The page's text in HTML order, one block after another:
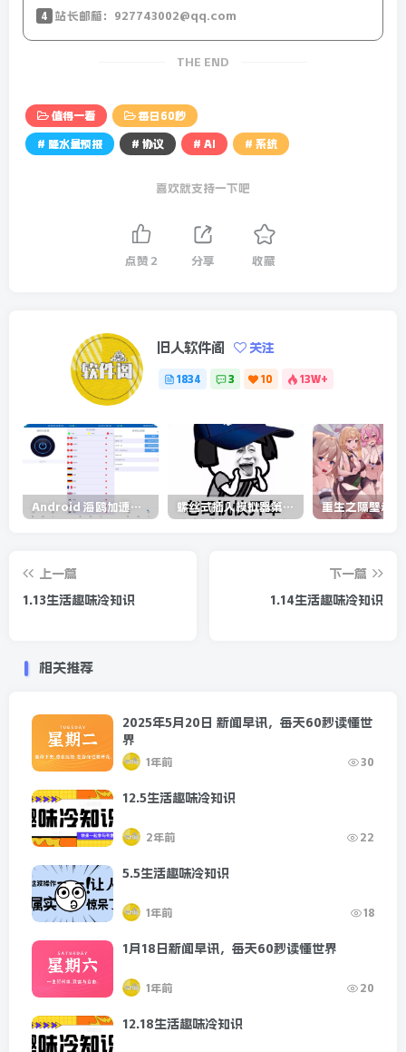
15、外媒：特朗普上任在即，北约为应对美国变局，主导对
乌援助，从美国手中接管波兰防空系统；
【微语】把空闲填满，把不牢补足，把未来交给自己，把好
结果交给时间，各自努力未来相见。
4 站长邮箱：927743002@qq.com
THE END
值得一看 每日60秒
# 降水量预报 # 协议 # AI # 系统
喜欢就支持一下吧
点赞 2 分享 收藏
旧人软件阁 关注
1834 3 10 13W+
Android 海鸥加速器v6.6.3(解锁会员) 螺丝式插入模拟器第5代/NejicomiSimulator.Vol.5.v1.0.2
上一篇
1.13生活趣味冷知识
下一篇
1.14生活趣味冷知识
相关推荐
2025年5月20日 新闻早讯，每天60秒读懂世
界
1年前 30
12.5生活趣味冷知识
2年前 22
5.5生活趣味冷知识
1年前 18
1月18日新闻早讯，每天60秒读懂世界
1年前 20
12.18生活趣味冷知识